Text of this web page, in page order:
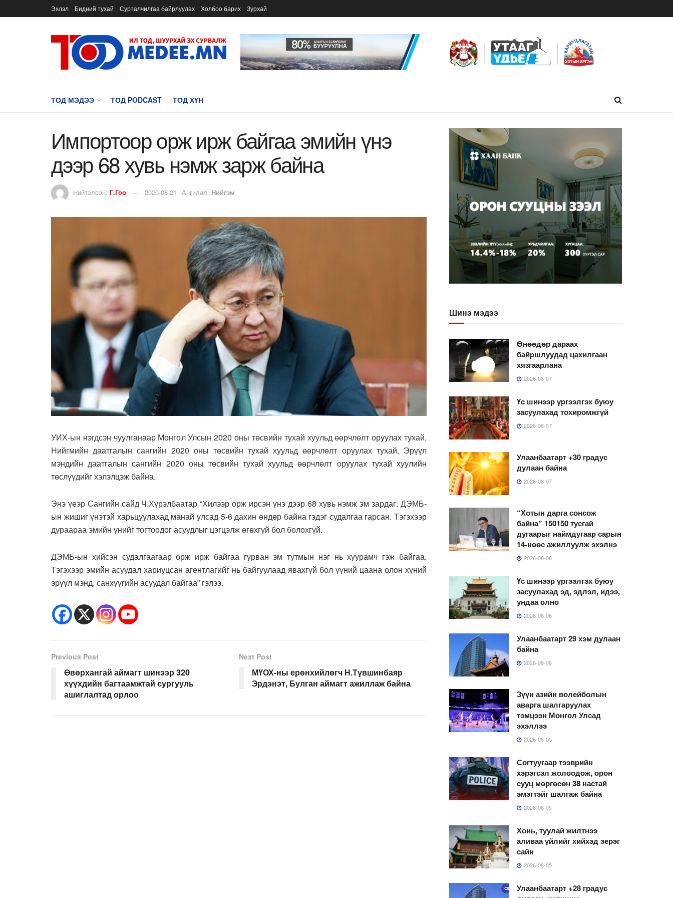
Эхлэл Бидний тухай Сурталчилгаа байрлуулах Холбоо барих Зурхай
ТОД МЭДЭЭ ТОД PODCAST ТОД ХҮН
Импортоор орж ирж байгаа эмийн үнэ
дээр 68 хувь нэмж зарж байна
Нийтэлсэн: Г.Гоо 2020-08-21 Ангилал: Нийгэм
УИХ-ын нэгдсэн чуулганаар Монгол Улсын 2020 оны төсвийн тухай хуульд өөрчлөлт оруулах тухай,
Нийгмийн даатгалын сангийн 2020 оны төсвийн тухай хуульд өөрчлөлт оруулах тухай, Эрүүл
мэндийн даатгалын сангийн 2020 оны төсвийн тухай хуульд өөрчлөлт оруулах тухай хуулийн
төслүүдийг хэлэлцэж байна.
Энэ үеэр Сангийн сайд Ч.Хүрэлбаатар “Хилээр орж ирсэн үнэ дээр 68 хувь нэмж эм зардаг. ДЭМБ-
ын жишиг үнэтэй харьцуулахад манай улсад 5-6 дахин өндөр байна гэдэг судалгаа гарсан. Тэгэхээр
дураараа эмийн үнийг тогтоодог асуудлыг цэгцэлж өгөхгүй бол болохгүй.
ДЭМБ-ын хийсэн судалгаагаар орж ирж байгаа гурван эм тутмын нэг нь хуурамч гэж байгаа.
Тэгэхээр эмийн асуудал хариуцсан агентлагийг нь байгуулаад явахгүй бол үүний цаана олон хүний
эрүүл мэнд, санхүүгийн асуудал байгаа” гэлээ.
Previous Post
Өвөрхангай аймагт шинээр 320
хүүхдийн багтаамжтай сургууль
ашиглалтад орлоо
Next Post
МҮОХ-ны ерөнхийлөгч Н.Түвшинбаяр
Эрдэнэт, Булган аймагт ажиллаж байна
Шинэ мэдээ
Өнөөдөр дараах
байршлуудад цахилгаан
хязгаарлана
2026-08-07
Үс шинээр үргээлгэх буюу
засуулахад тохиромжгүй
2026-08-07
Улаанбаатарт +30 градус
дулаан байна
2026-08-07
“Хотын дарга сонсож
байна” 150150 тусгай
дугаарыг наймдугаар сарын
14-нөөс ажиллуулж эхэлнэ
2026-08-06
Үс шинээр үргээлгэх буюу
засуулахад эд, эдлэл, идээ,
ундаа олно
2026-08-06
Улаанбаатарт 29 хэм дулаан
байна
2026-08-06
Зүүн азийн волейболын
аварга шалгаруулах
тэмцээн Монгол Улсад
эхэллээ
2026-08-05
Согтуугаар тээврийн
хэрэгсэл жолоодож, орон
сууц мөргөсөн 38 настай
эмэгтэйг шалгаж байна
2026-08-05
Хонь, туулай жилтнээ
аливаа үйлийг хийхэд эерэг
сайн
2026-08-05
Улаанбаатарт +28 градус